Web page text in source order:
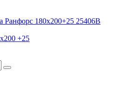
Ранфорс 180х200+25 25406В
+25